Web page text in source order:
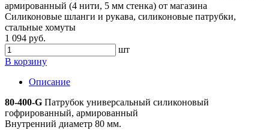
1 094 руб.
шт
В корзину
Описание
80-400-G Патрубок универсальный силиконовый
гофрированный, армированный
Внутренний диаметр 80 мм.